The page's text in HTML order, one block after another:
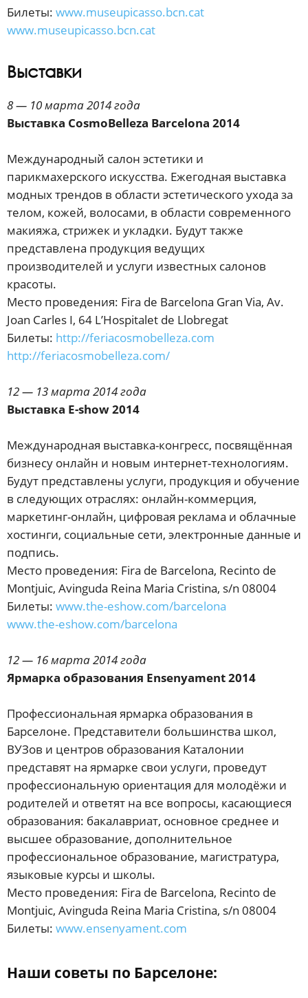
Билеты: www.museupicasso.bcn.cat
www.museupicasso.bcn.cat
Выставки
8 — 10 марта 2014 года
Выставка CosmoBelleza Barcelona 2014
Международный салон эстетики и
парикмахерского искусства. Ежегодная выставка
модных трендов в области эстетического ухода за
телом, кожей, волосами, в области современного
макияжа, стрижек и укладки. Будут также
представлена продукция ведущих
производителей и услуги известных салонов
красоты.
Место проведения: Fira de Barcelona Gran Via, Av.
Joan Carles I, 64 L’Hospitalet de Llobregat
Билеты: http://feriacosmobelleza.com
http://feriacosmobelleza.com/
12 — 13 марта 2014 года
Выставка E-show 2014
Международная выставка-конгресс, посвящённая
бизнесу онлайн и новым интернет-технологиям.
Будут представлены услуги, продукция и обучение
в следующих отраслях: онлайн-коммерция,
маркетинг-онлайн, цифровая реклама и облачные
хостинги, социальные сети, электронные данные и
подпись.
Место проведения: Fira de Barcelona, Recinto de
Montjuic, Avinguda Reina Maria Cristina, s/n 08004
Билеты: www.the-eshow.com/barcelona
www.the-eshow.com/barcelona
12 — 16 марта 2014 года
Ярмарка образования Ensenyament 2014
Профессиональная ярмарка образования в
Барселоне. Представители большинства школ,
ВУЗов и центров образования Каталонии
представят на ярмарке свои услуги, проведут
профессиональную ориентация для молодёжи и
родителей и ответят на все вопросы, касающиеся
образования: бакалавриат, основное среднее и
высшее образование, дополнительное
профессиональное образование, магистратура,
языковые курсы и школы.
Место проведения: Fira de Barcelona, Recinto de
Montjuic, Avinguda Reina Maria Cristina, s/n 08004
Билеты: www.ensenyament.com
Наши советы по Барселоне: